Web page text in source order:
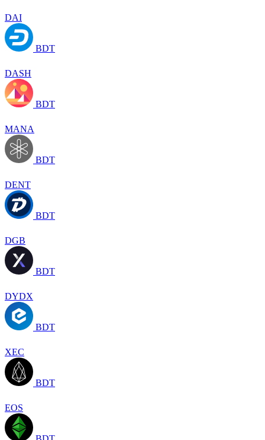
DAI
BDT
DASH
BDT
MANA
BDT
DENT
BDT
DGB
BDT
DYDX
BDT
XEC
BDT
EOS